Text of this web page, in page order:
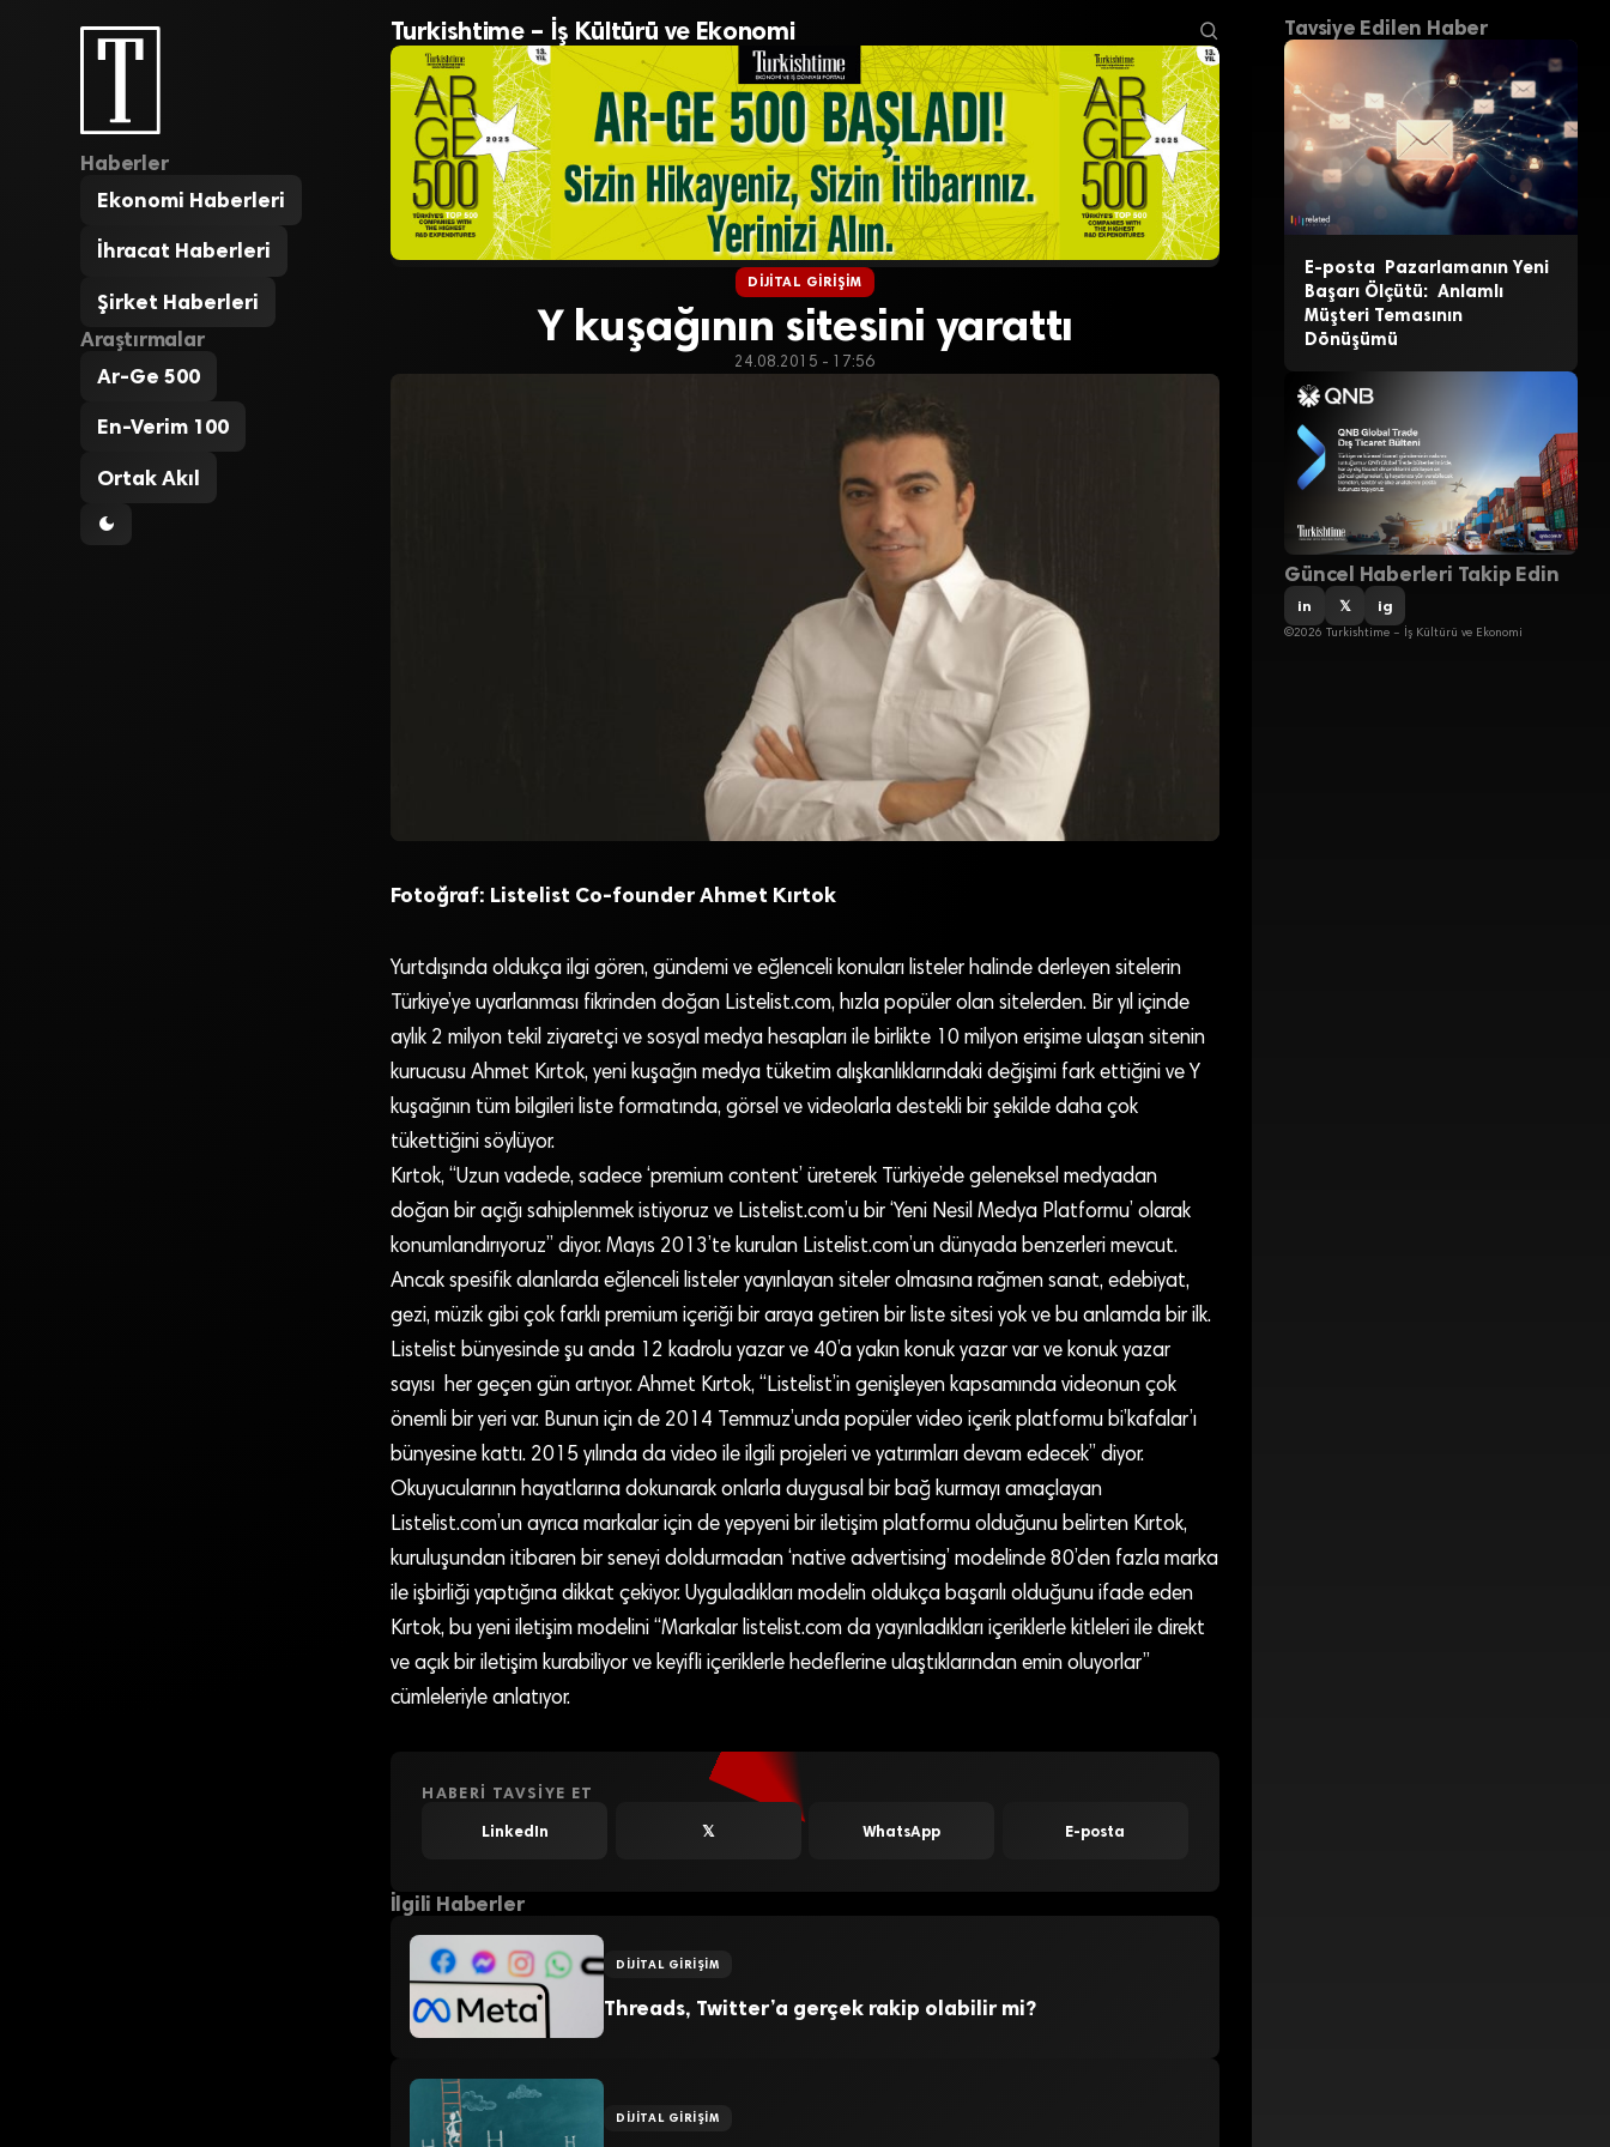
Haberler
Ekonomi Haberleri
İhracat Haberleri
Şirket Haberleri
Araştırmalar
Ar-Ge 500
En-Verim 100
Ortak Akıl
Turkishtime – İş Kültürü ve Ekonomi
DIJITAL GIRIŞIM
Y kuşağının sitesini yarattı
24.08.2015 - 17:56
Fotoğraf: Listelist Co-founder Ahmet Kırtok
Yurtdışında oldukça ilgi gören, gündemi ve eğlenceli konuları listeler halinde derleyen sitelerin
Türkiye’ye uyarlanması fikrinden doğan Listelist.com, hızla popüler olan sitelerden. Bir yıl içinde
aylık 2 milyon tekil ziyaretçi ve sosyal medya hesapları ile birlikte 10 milyon erişime ulaşan sitenin
kurucusu Ahmet Kırtok, yeni kuşağın medya tüketim alışkanlıklarındaki değişimi fark ettiğini ve Y
kuşağının tüm bilgileri liste formatında, görsel ve videolarla destekli bir şekilde daha çok
tükettiğini söylüyor.
Kırtok, “Uzun vadede, sadece ‘premium content’ üreterek Türkiye’de geleneksel medyadan
doğan bir açığı sahiplenmek istiyoruz ve Listelist.com’u bir ‘Yeni Nesil Medya Platformu’ olarak
konumlandırıyoruz” diyor. Mayıs 2013’te kurulan Listelist.com’un dünyada benzerleri mevcut.
Ancak spesifik alanlarda eğlenceli listeler yayınlayan siteler olmasına rağmen sanat, edebiyat,
gezi, müzik gibi çok farklı premium içeriği bir araya getiren bir liste sitesi yok ve bu anlamda bir ilk.
Listelist bünyesinde şu anda 12 kadrolu yazar ve 40’a yakın konuk yazar var ve konuk yazar
sayısı her geçen gün artıyor. Ahmet Kırtok, “Listelist’in genişleyen kapsamında videonun çok
önemli bir yeri var. Bunun için de 2014 Temmuz’unda popüler video içerik platformu bi’kafalar’ı
bünyesine kattı. 2015 yılında da video ile ilgili projeleri ve yatırımları devam edecek” diyor.
Okuyucularının hayatlarına dokunarak onlarla duygusal bir bağ kurmayı amaçlayan
Listelist.com’un ayrıca markalar için de yepyeni bir iletişim platformu olduğunu belirten Kırtok,
kuruluşundan itibaren bir seneyi doldurmadan ‘native advertising’ modelinde 80’den fazla marka
ile işbirliği yaptığına dikkat çekiyor. Uyguladıkları modelin oldukça başarılı olduğunu ifade eden
Kırtok, bu yeni iletişim modelini “Markalar listelist.com da yayınladıkları içeriklerle kitleleri ile direkt
ve açık bir iletişim kurabiliyor ve keyifli içeriklerle hedeflerine ulaştıklarından emin oluyorlar”
cümleleriyle anlatıyor.
HABERI TAVSIYE ET
LinkedIn 𝕏 WhatsApp E-posta
İlgili Haberler
DIJITAL GIRIŞIM
Threads, Twitter’a gerçek rakip olabilir mi?
DIJITAL GIRIŞIM
Tavsiye Edilen Haber
E-posta Pazarlamanın Yeni
Başarı Ölçütü: Anlamlı
Müşteri Temasının
Dönüşümü
Güncel Haberleri Takip Edin
in 𝕏 ig
©2026 Turkishtime – İş Kültürü ve Ekonomi